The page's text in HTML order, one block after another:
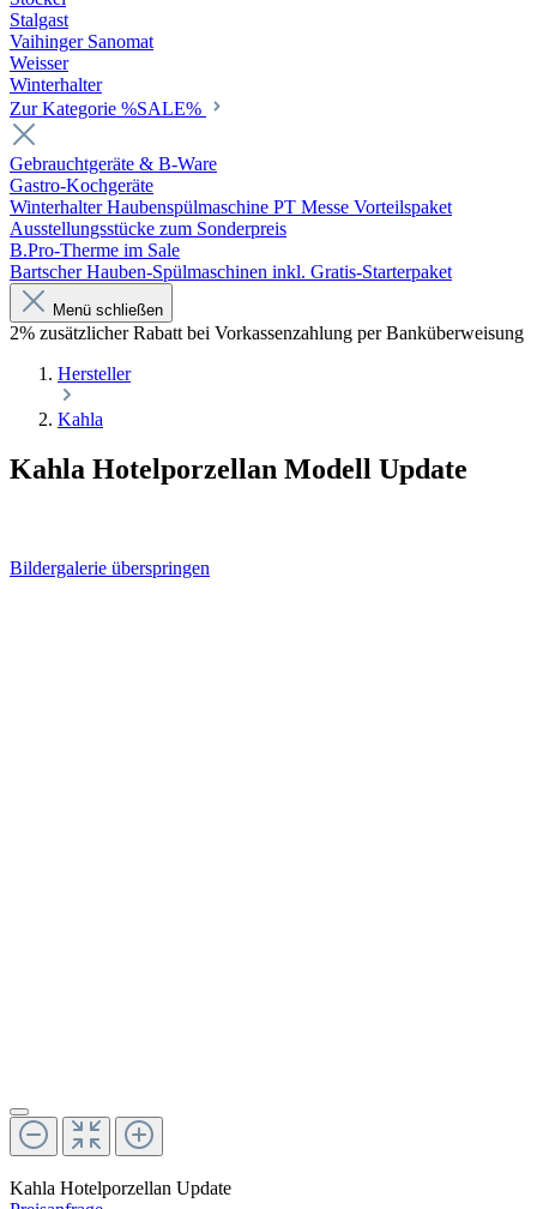
Stalgast
Vaihinger Sanomat
Weisser
Winterhalter
Zur Kategorie %SALE%
Gebrauchtgeräte & B-Ware
Gastro-Kochgeräte
Winterhalter Haubenspülmaschine PT Messe Vorteilspaket
Ausstellungsstücke zum Sonderpreis
B.Pro-Therme im Sale
Bartscher Hauben-Spülmaschinen inkl. Gratis-Starterpaket
Menü schließen
2% zusätzlicher Rabatt bei Vorkassenzahlung per Banküberweisung
Hersteller
Kahla
Kahla Hotelporzellan Modell Update
Bildergalerie überspringen
Kahla Hotelporzellan Update